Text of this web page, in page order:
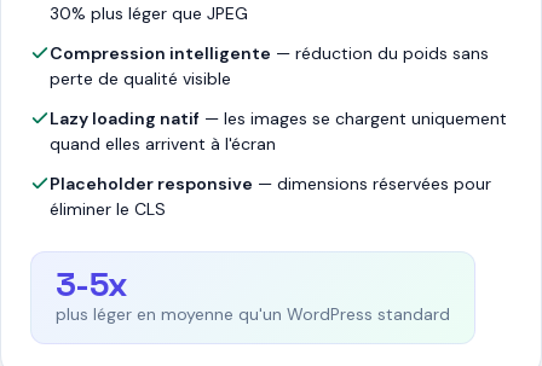
30% plus léger que JPEG
Compression intelligente — réduction du poids sans
perte de qualité visible
Lazy loading natif — les images se chargent uniquement
quand elles arrivent à l'écran
Placeholder responsive — dimensions réservées pour
éliminer le CLS
3-5x
plus léger en moyenne qu'un WordPress standard